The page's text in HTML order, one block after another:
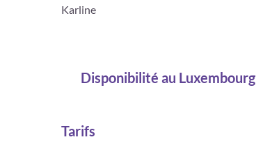
Karline
Disponibilité au Luxembourg
Tarifs